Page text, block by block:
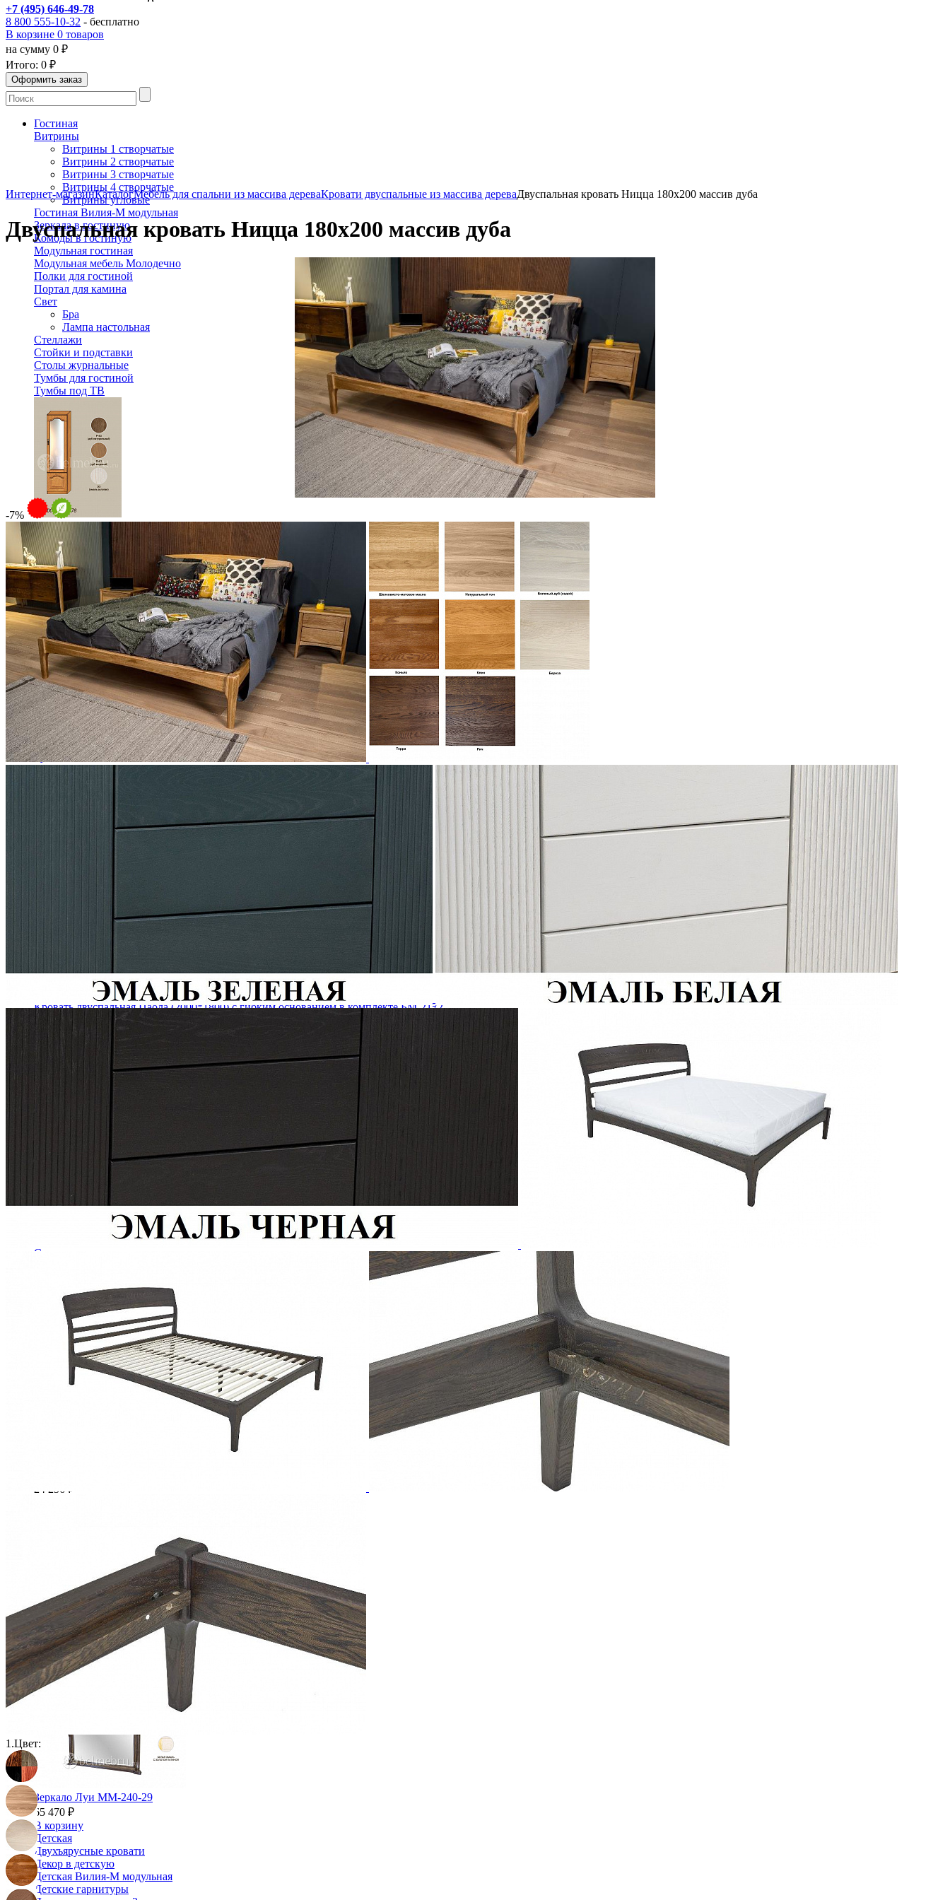
+7 (495) 646-49-78
8 800 555-10-32 - бесплатно
В корзине 0 товаров
на сумму 0 ₽
Итого: 0 ₽
Гостиная
Витрины
Витрины 1 створчатые
Витрины 2 створчатые
Витрины 3 створчатые
Витрины 4 створчатые
Витрины угловые
Гостиная Вилия-М модульная
Зеркала в гостиную
Комоды в гостиную
Модульная гостиная
Модульная мебель Молодечно
Полки для гостиной
Портал для камина
Свет
Бра
Лампа настольная
Стеллажи
Стойки и подставки
Столы журнальные
Тумбы для гостиной
Тумбы под ТВ
Модульная гостиная Вилия-М Шкаф комбинированный №2 ГЗ
50 616 ₽
Спальня
Деревянные кровати с подъемным механизмом
Кровати односпальные с подъемным механизмом
Кровати двуспальные с подъемным механизмом
Кровати полутороспальные с подъемным механизмом
Зеркала
Комоды
Кровати двуспальные
Кровати металлические
Кровати односпальные
Кровати полутороспальные
Решетки и настилы под матрас
Спальные гарнитуры
Тахта
Туалетные столики
Шкафы для одежды
Шкаф 1-дверный для одежды и белья
Шкафы 2-х дверные для одежды и белья
Шкафы 3-х дверные для одежды и белья
Шкафы угловые для одежды и белья
Ящики и короба
Кровать двуспальная Паола (2000*1800) с гибким основанием в комплекте БМ-2172
145 084 ₽
В корзину
Столы кофейные и чайные
Столы обеденные
Столы квадратные из массива
Столы овальные из массива
Столы прямоугольные из массива
Стулья барные и столы барные
Сундуки
Шкаф 1-но створчатый для посуды
Шкаф 2-х створчатый для посуды
Шкаф 3-х створчатый для посуды
Шкаф 4-х створчатый для посуды
Шкаф угловой для посуды
24 256 ₽
Вешалки настенные
Зеркала для прихожей
Ключницы
Консоли
Наборы в прихожую
Обувницы
Прихожая Вилия-М модульная
Скамьи и банкетки
Тумбы и комоды
Шкафы для прихожей
Зеркало Луи ММ-240-29
65 470 ₽
В корзину
Детская
Двухъярусные кровати
Декор в детскую
Детская Вилия-М модульная
Детские гарнитуры
Интернет-магазинКаталогМебель для спальни из массива дереваКровати двуспальные из массива дереваДвуспальная кровать Ницца 180х200 массив дуба
Двуспальная кровать Ницца 180х200 массив дуба
-7%
1.Цвет: